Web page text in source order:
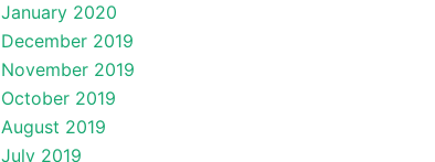
January 2020
December 2019
November 2019
October 2019
August 2019
July 2019